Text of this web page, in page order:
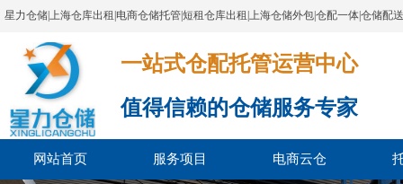
星力仓储|上海仓库出租|电商仓储托管|短租仓库出租|上海仓储外包|仓配一体|仓储配
一站式仓配托管运营中心​​​​​​​​​​​​​​​​​
值得信赖的仓储服务专家
网站首页 服务项目 电商云仓